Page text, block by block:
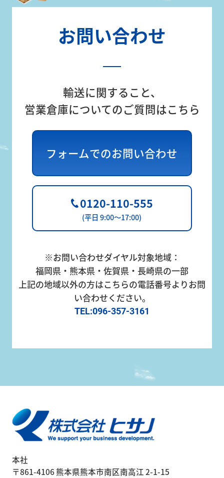
お問い合わせ
輸送に関すること、
営業倉庫についてのご質問はこちら
0120-110-555
(平日 9:00～17:00)
フォームでのお問い合わせ
※お問い合わせダイヤル対象地域：
福岡県・熊本県・佐賀県・長崎県の一部
上記の地域以外の方はこちらの電話番号よりお問
い合わせください。
TEL:096-357-3161
本社
〒861-4106 熊本県熊本市南区南高江 2-1-15